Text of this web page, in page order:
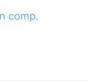
comp.